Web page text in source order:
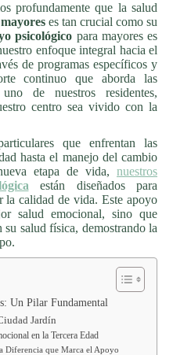
profundamente que la salud
es tan crucial como su
psicológico para mayores es
enfoque integral hacia el
de programas específicos y
continuo que aborda las
de nuestros residentes,
centro sea vivido con la
que enfrentan las
hasta el manejo del cambio
etapa de vida, nuestros
están diseñados para
la calidad de vida. Este apoyo
salud emocional, sino que
salud física, demostrando la
Un Pilar Fundamental
Jardín
en la Tercera Edad
Diferencia que Marca el Apoyo